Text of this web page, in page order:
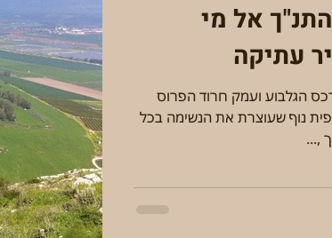
אל מי
הגלבוע ועמק חרוד הפרוס
נוף שעוצרת את הנשימה בכל
,...